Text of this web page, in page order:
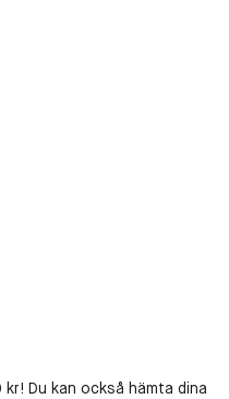
Du kan också hämta dina